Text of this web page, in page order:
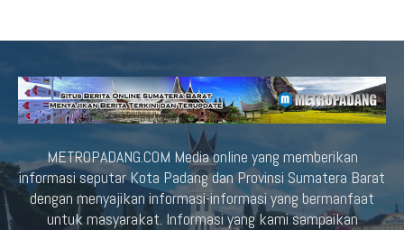
METROPADANG.COM Media online yang memberikan
informasi seputar Kota Padang dan Provinsi Sumatera Barat
dengan menyajikan informasi-informasi yang bermanfaat
untuk masyarakat. Informasi yang kami sampaikan